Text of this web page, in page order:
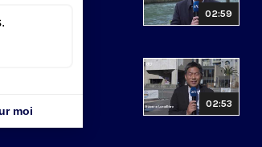
02:59
02:53